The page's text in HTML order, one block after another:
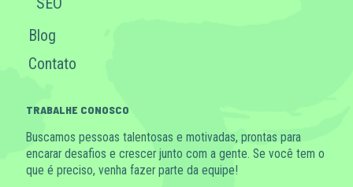
Blog
Contato
TRABALHE CONOSCO
Buscamos pessoas talentosas e motivadas, prontas para
encarar desafios e crescer junto com a gente. Se você tem o
que é preciso, venha fazer parte da equipe!